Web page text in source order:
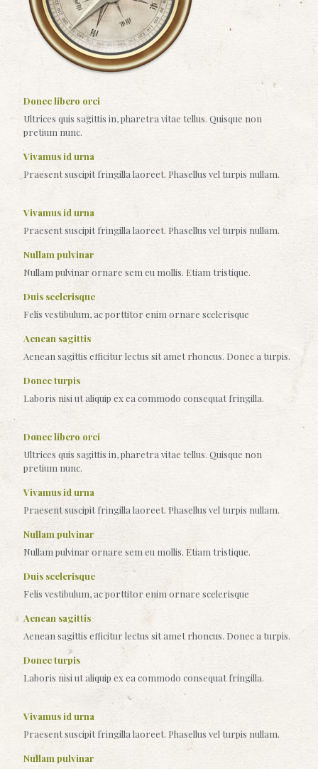
Donec libero orci
Ultrices quis sagittis in, pharetra vitae tellus. Quisque non
pretium nunc.
Vivamus id urna
Praesent suscipit fringilla laoreet. Phasellus vel turpis nullam.
Vivamus id urna
Praesent suscipit fringilla laoreet. Phasellus vel turpis nullam.
Nullam pulvinar
Nullam pulvinar ornare sem eu mollis. Etiam tristique.
Duis scelerisque
Felis vestibulum, ac porttitor enim ornare scelerisque
Aenean sagittis
Aenean sagittis efficitur lectus sit amet rhoncus. Donec a turpis.
Donec turpis
Laboris nisi ut aliquip ex ea commodo consequat fringilla.
Donec libero orci
Ultrices quis sagittis in, pharetra vitae tellus. Quisque non
pretium nunc.
Vivamus id urna
Praesent suscipit fringilla laoreet. Phasellus vel turpis nullam.
Nullam pulvinar
Nullam pulvinar ornare sem eu mollis. Etiam tristique.
Duis scelerisque
Felis vestibulum, ac porttitor enim ornare scelerisque
Aenean sagittis
Aenean sagittis efficitur lectus sit amet rhoncus. Donec a turpis.
Donec turpis
Laboris nisi ut aliquip ex ea commodo consequat fringilla.
Vivamus id urna
Praesent suscipit fringilla laoreet. Phasellus vel turpis nullam.
Nullam pulvinar